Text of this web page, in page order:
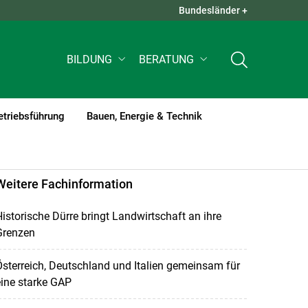
QUICK LINKS +
Bundesländer +
BILDUNG BERATUNG
Bauen, Energie & Technik
Fachinformation
Dürre bringt Landwirtschaft an ihre
Deutschland und Italien gemeinsam für
starke GAP